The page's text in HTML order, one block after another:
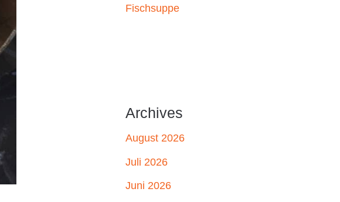
Fischsuppe
Archives
August 2026
Juli 2026
Juni 2026